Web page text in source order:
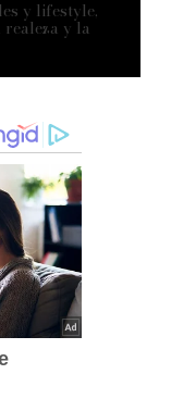
y lifestyle,
y la